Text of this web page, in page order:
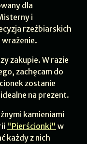
dla
i
rzeźbiarskich
zakupie. W razie
zachęcam do
zostanie
na prezent.
kamieniami
"Pierścionki" w
każdy z nich